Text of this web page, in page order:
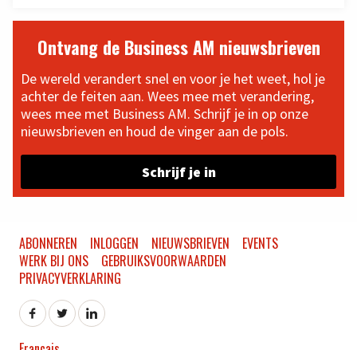
Ontvang de Business AM nieuwsbrieven
De wereld verandert snel en voor je het weet, hol je
achter de feiten aan. Wees mee met verandering,
wees mee met Business AM. Schrijf je in op onze
nieuwsbrieven en houd de vinger aan de pols.
Schrijf je in
ABONNEREN INLOGGEN NIEUWSBRIEVEN
EVENTS
WERK BIJ ONS
GEBRUIKSVOORWAARDEN
PRIVACYVERKLARING